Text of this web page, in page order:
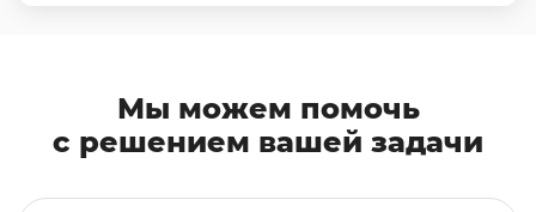
Мы можем помочь
с решением вашей задачи